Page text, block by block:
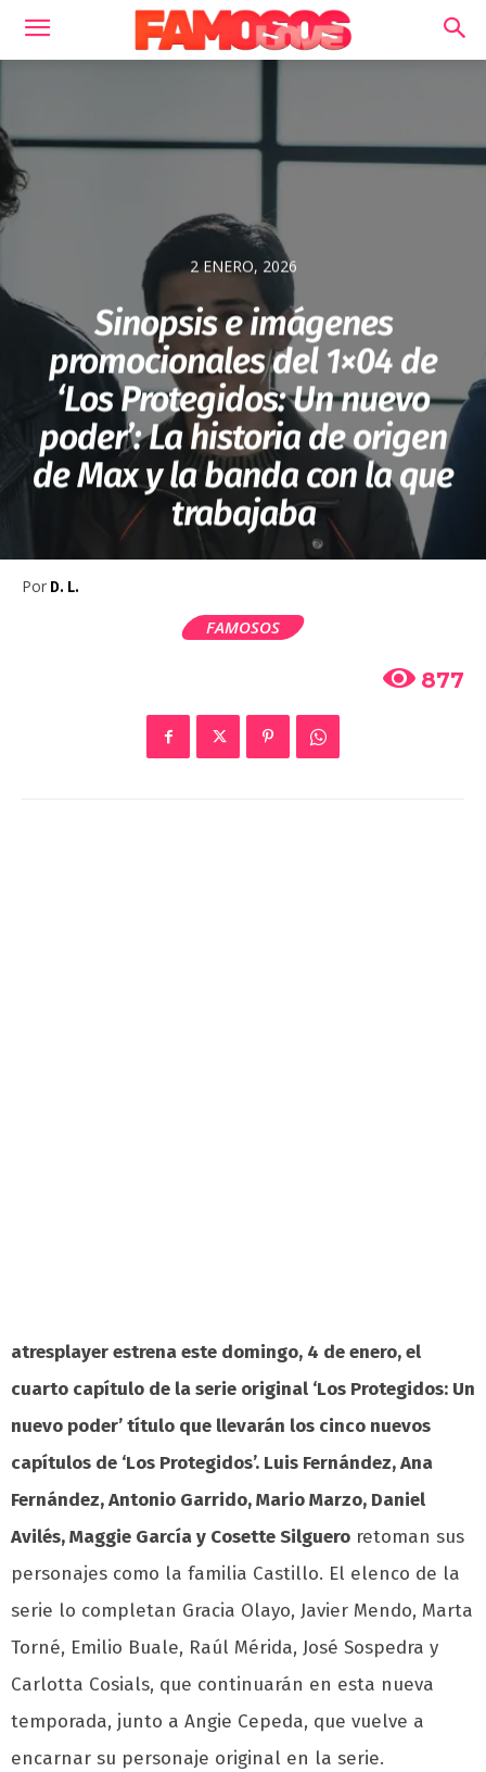
2 ENERO, 2026
Sinopsis e imágenes
promocionales del 1×04 de
‘Los Protegidos: Un nuevo
poder’: La historia de origen
de Max y la banda con la que
trabajaba
Por D. L.
FAMOSOS
877
atresplayer estrena este domingo, 4 de enero, el
cuarto capítulo de la serie original ‘Los Protegidos: Un
nuevo poder’ título que llevarán los cinco nuevos
capítulos de ‘Los Protegidos’. Luis Fernández, Ana
Fernández, Antonio Garrido, Mario Marzo, Daniel
Avilés, Maggie García y Cosette Silguero retoman sus
personajes como la familia Castillo. El elenco de la
serie lo completan Gracia Olayo, Javier Mendo, Marta
Torné, Emilio Buale, Raúl Mérida, José Sospedra y
Carlotta Cosials, que continuarán en esta nueva
temporada, junto a Angie Cepeda, que vuelve a
encarnar su personaje original en la serie.